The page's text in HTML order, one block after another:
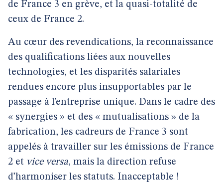
de France 3 en grève, et la quasi-totalité de
ceux de France 2.
Au cœur des revendications, la reconnaissance
des qualifications liées aux nouvelles
technologies, et les disparités salariales
rendues encore plus insupportables par le
passage à l’entreprise unique. Dans le cadre des
« synergies » et des « mutualisations » de la
fabrication, les cadreurs de France 3 sont
appelés à travailler sur les émissions de France
2 et vice versa, mais la direction refuse
d’harmoniser les statuts. Inacceptable !